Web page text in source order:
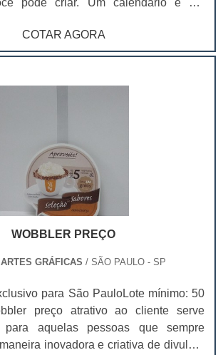
pode criar. Um calendário é um
Com origem etimológica no vocábulo
o calendário recorre à divisão
pode referir-se a este tipo de esquema
vinculada aos dias feriados
religiosas e à astronomia. Um
seguir uma ordem cronológica de
uma agenda. Existem diversos
No mundo ocidental, o calendário
calendário gregoriano.
COTAR AGORA
WOBBLER PREÇO
GRÁFICAS / SÃO PAULO - SP
para São PauloLote mínimo: 50
preço atrativo ao cliente serve
para aquelas pessoas que sempre
inovadora e criativa de divulgar